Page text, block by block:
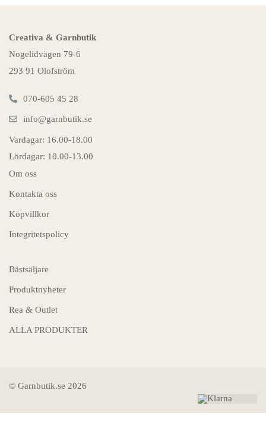
Creativa & Garnbutik
Nogelidvägen 79-6
293 91 Olofström
070-605 45 28
info@garnbutik.se
Vardagar: 16.00-18.00
Lördagar: 10.00-13.00
Om oss
Kontakta oss
Köpvillkor
Integritetspolicy
Bästsäljare
Produktnyheter
Rea & Outlet
ALLA PRODUKTER
© Garnbutik.se 2026